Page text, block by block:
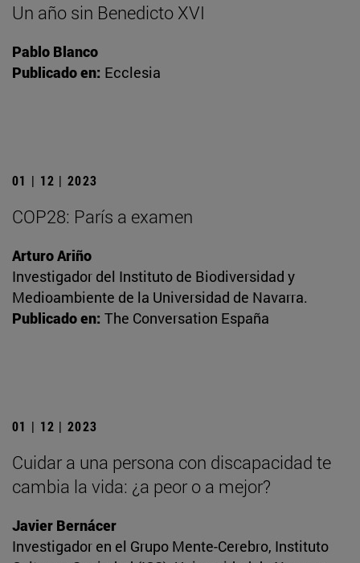
Un año sin Benedicto XVI
Pablo Blanco
Publicado en: Ecclesia
01 | 12 | 2023
COP28: París a examen
Arturo Ariño
Investigador del Instituto de Biodiversidad y
Medioambiente de la Universidad de Navarra.
Publicado en: The Conversation España
01 | 12 | 2023
Cuidar a una persona con discapacidad te
cambia la vida: ¿a peor o a mejor?
Javier Bernácer
Investigador en el Grupo Mente-Cerebro, Instituto